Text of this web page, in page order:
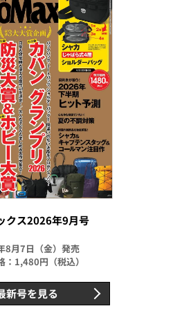
クス2026年9月号
8月7日（金）発売
：1,480円（税込）
新号を見る